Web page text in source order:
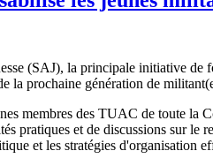
(SAJ), la principale initiative de
la prochaine génération de
membres des TUAC de toute
pratiques et de discussions sur
et les stratégies d'organisation